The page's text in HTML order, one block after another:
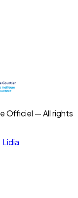
Officiel — All rights
Lidia